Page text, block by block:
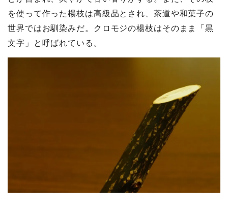
を使って作った楊枝は高級品とされ、茶道や和菓子の
世界ではお馴染みだ。クロモジの楊枝はそのまま「黒
文字」と呼ばれている。